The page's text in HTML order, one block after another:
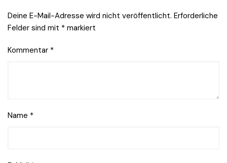
Deine E-Mail-Adresse wird nicht veröffentlicht. Erforderliche
Felder sind mit * markiert
Kommentar *
Name *